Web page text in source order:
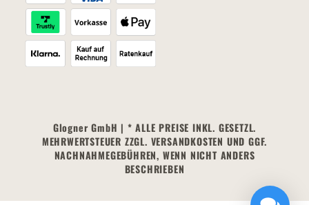
Glogner GmbH | * ALLE PREISE INKL. GESETZL.
MEHRWERTSTEUER ZZGL. VERSANDKOSTEN UND GGF.
NACHNAHMEGEBÜHREN, WENN NICHT ANDERS
BESCHRIEBEN